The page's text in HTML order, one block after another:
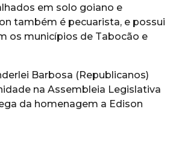
em solo goiano e
também é pecuarista, e possui
os municípios de Tabocão e
Barbosa (Republicanos)
na Assembleia Legislativa
da homenagem a Edison